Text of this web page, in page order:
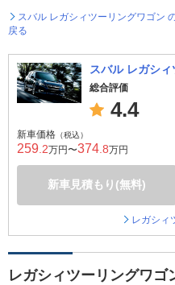
スバル レガシィツーリングワゴン
戻る
スバル レガシ
総合評価
4.4
新車価格 （税込）
259 .2万円〜374 .8万円
新車見積もり(無料)
レガシィ
レガシィツーリングワゴ